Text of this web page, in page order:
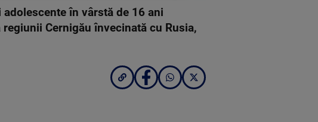
în vârstă de 16 ani
Cernigău învecinată cu Rusia,